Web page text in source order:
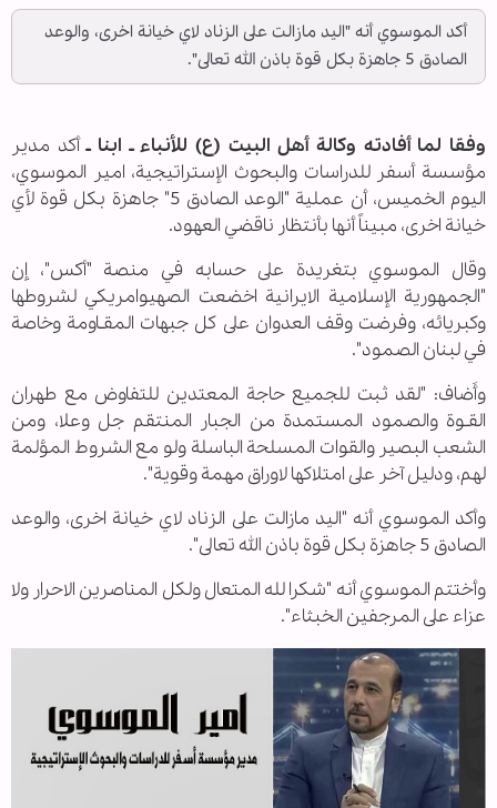
أكد الموسوي أنه "اليد مازالت على الزناد لاي خيانة اخرى، والوعد
الصادق 5 جاهزة بكل قوة باذن الله تعالى".
وفقا لما أفادته وكالة أهل البيت (ع) للأنباء ـ ابنا ـأكد مدير
مؤسسة أسفر للدراسات والبحوث الإستراتيجية، امير الموسوي،
اليوم الخميس، أن عملية "الوعد الصادق 5" جاهزة بكل قوة لأي
خيانة اخرى، مبيناً أنها بأنتظار ناقضي العهود.
وقال الموسوي بتغريدة على حسابه في منصة "أكس"، إن
"الجمهورية الإسلامية الايرانية اخضعت الصهيوامريكي لشروطها
وكبريائه، وفرضت وقف العدوان على كل جبهات المقـاومة وخاصة
في لبنان الصمود".
وأَضاف: "لقد ثبت للجميع حاجة المعتدين للتفاوض مع طهران
القـوة والصمود المستمدة من الجبار المنتقم جل وعلا، ومن
الشعب البصير والقوات المسلحة الباسلة ولو مع الشروط المؤلمة
لهم، ودليل آخر على امتلاكها لاوراق مهمة وقوية".
وأكد الموسوي أنه "اليد مازالت على الزناد لاي خيانة اخرى، والوعد
الصادق 5 جاهزة بكل قوة باذن الله تعالى".
وأختتم الموسوي أنه "شكرا لله المتعال ولكل المناصرين الاحرار ولا
عزاء على المرجفين الخبثاء".